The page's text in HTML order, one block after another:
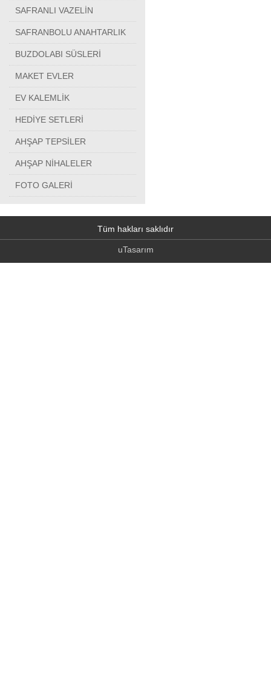
SAFRANLI VAZELİN
SAFRANBOLU ANAHTARLIK
BUZDOLABI SÜSLERİ
MAKET EVLER
EV KALEMLİK
HEDİYE SETLERİ
AHŞAP TEPSİLER
AHŞAP NİHALELER
FOTO GALERİ
Tüm hakları saklıdır
uTasarım